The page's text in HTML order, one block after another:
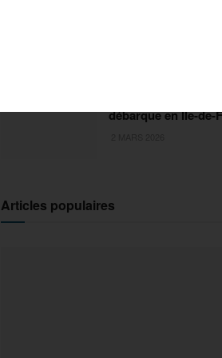
débarque en Ile-de-
Articles populaires